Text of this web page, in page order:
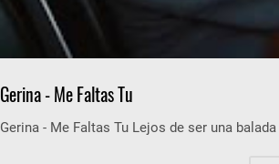
Gerina - Me Faltas Tu
Gerina - Me Faltas Tu Lejos de ser una